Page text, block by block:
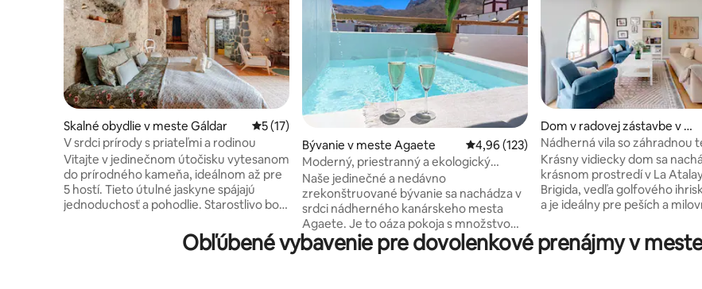
Skalné obydlie v meste Gáldar Priemerné ohodnotenie 5 z 5, počet hodnotení: 17
5 (17)
V srdci prírody s priateľmi a rodinou
Vitajte v jedinečnom útočisku vytesanom
do prírodného kameňa, ideálnom až pre
5 hostí. Tieto útulné jaskyne spájajú
jednoduchosť a pohodlie. Starostlivo boli
materiálov, aby ponúkli pokojný oddych.
Vychutnajte si čerstvý vzduch, pokojné
Bývanie v meste Agaete Priemerné ohodnotenie 4,96 z 5, počet
4,96 (123)
Moderný, priestranný a ekologický
dovolenkový dom
Naše jedinečné a nedávno
zrekonštruované bývanie sa nachádza v
srdci nádherného kanárskeho mesta
Agaete. Je to oáza pokoja s množstvom
svetla, priestoru, miestnych rastlín a
krásnej energie. Pohodlne sa v ňom
Dom v radovej zástavbe v m
este Santa Brígida
Nádherná vila so záhradnou
Roquete B
Krásny vidiecky dom sa
krásnom prostredí v La
Brigida, vedľa golfového
a je ideálny pre peších a
Máte tiež prístup k
ktorý sa nachádza asi 150
Obľúbené vybavenie pre dovolenkové prenájmy v